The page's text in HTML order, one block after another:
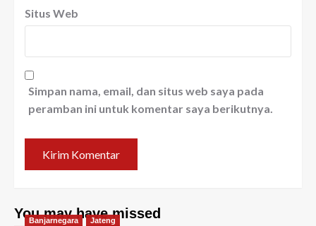
Situs Web
Simpan nama, email, dan situs web saya pada
peramban ini untuk komentar saya berikutnya.
You may have missed
Banjarnegara Jateng